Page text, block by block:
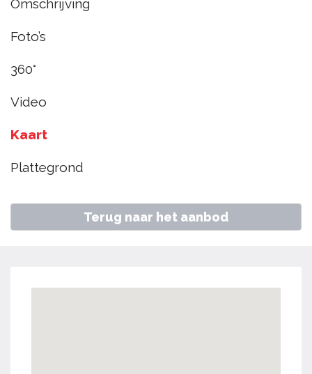
101, Hoorn
€ 335.000
Home
Omschrijving
Foto’s
360°
Video
Kaart
Plattegrond
Terug naar het aanbod